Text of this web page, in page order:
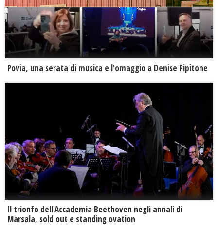
Povia, una serata di musica e l'omaggio a Denise Pipitone
Il trionfo dell'Accademia Beethoven negli annali di
Marsala, sold out e standing ovation